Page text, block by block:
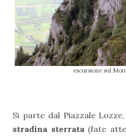
escursione sul
Si parte dal Piazzale
stradina sterrata(fate